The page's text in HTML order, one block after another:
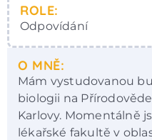
ROLE:
Odpovídání
O MNĚ:
Mám vystudovanou
biologii na
Karlovy. Momentálně
lékařské fakultě v